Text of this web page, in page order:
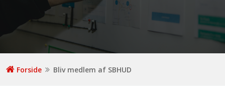
Forside Bliv medlem af SBHUD